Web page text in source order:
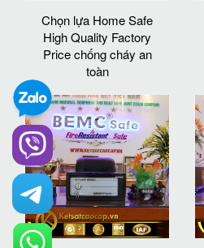
Chọn lựa Home Safe
High Quality Factory
Price chống cháy an
toàn